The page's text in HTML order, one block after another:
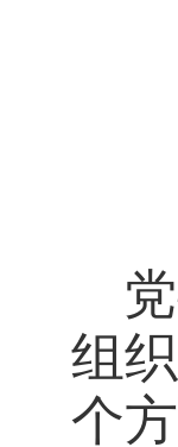
组
个